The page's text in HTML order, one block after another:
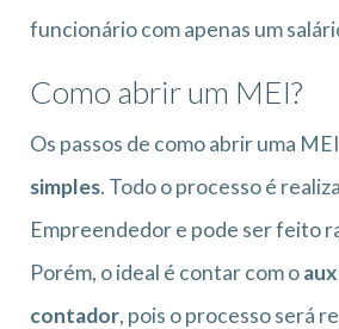
funcionário com apenas um
Como abrir um MEI?
Os passos de como abrir uma
simples. Todo o processo é
Empreendedor e pode ser feito
Porém, o ideal é contar com o
contador, pois o processo será